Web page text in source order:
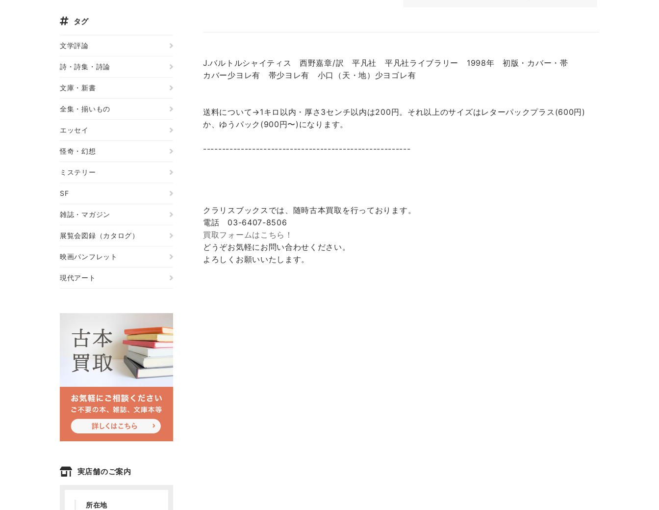
J.バルトルシャイティス 西野嘉章/訳 平凡社 平凡社ライブラリー 1998年 初版・カバー・帯
カバー少ヨレ有 帯少ヨレ有 小口（天・地）少ヨゴレ有
送料について→1キロ以内・厚さ3センチ以内は200円。それ以上のサイズはレターパックプラス(600円)
か、ゆうパック(900円〜)になります。
-------------------------------------------------------
クラリスブックスでは、随時古本買取を行っております。
電話 03-6407-8506
買取フォームはこちら！
どうぞお気軽にお問い合わせください。
よろしくお願いいたします。
タグ
文学評論
詩・詩集・詩論
文庫・新書
全集・揃いもの
エッセイ
怪奇・幻想
ミステリー
SF
雑誌・マガジン
展覧会図録（カタログ）
映画パンフレット
現代アート
実店舗のご案内
所在地